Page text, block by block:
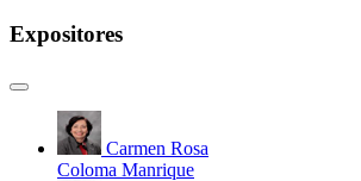
Expositores
Carmen Rosa
Coloma Manrique